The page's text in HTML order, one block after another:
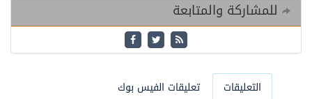
للمشاركة والمتابعة
التعليقات تعليقات الفيس بوك